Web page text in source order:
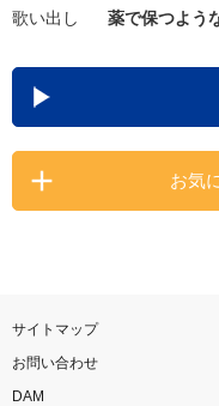
DAMの
カラオ
歌い出し
薬で保つよう
お気
サイトマップ
お問い合わせ
DAM